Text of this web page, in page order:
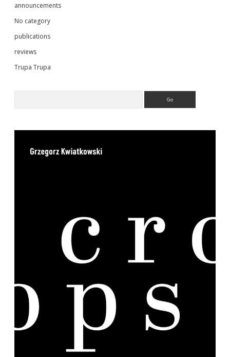
announcements
No category
publications
reviews
Trupa Trupa